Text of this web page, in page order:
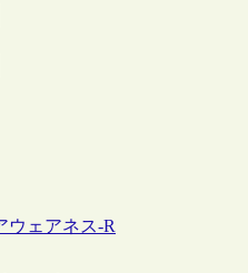
ウェアネス-R